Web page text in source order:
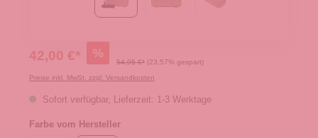
42,00 €* %
54,95 €* (23.57% gespart)
Preise inkl. MwSt. zzgl. Versandkosten
Sofort verfügbar, Lieferzeit: 1-3 Werktage
Farbe vom Hersteller